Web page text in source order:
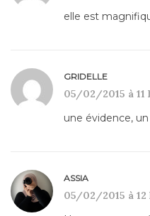
elle est
GRIDELLE
05/02/2015 à 11
une évidence, un
ASSIA
05/02/2015 à 12